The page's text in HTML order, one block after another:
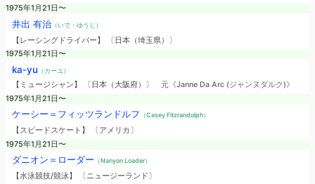
1975年1月21日〜
井出 有治（いで・ゆうじ）
【レーシングドライバー】 〔日本（埼玉県）〕
1975年1月21日〜
ka-yu （カーユ）
【ミュージシャン】 〔日本（大阪府）〕 元《Janne Da Arc (ジャンヌダルク)》
1975年1月21日〜
ケーシー＝フィッツランドルフ （Casey Fitzrandolph）
【スピードスケート】 〔アメリカ〕
1975年1月21日〜
ダニオン＝ローダー （Nanyon Loader）
【水泳競技/競泳】 〔ニュージーランド〕